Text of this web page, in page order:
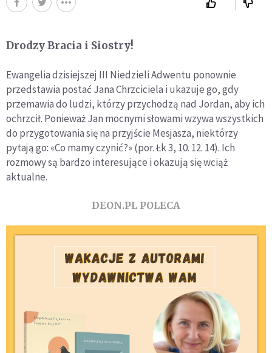
Drodzy Bracia i Siostry!
Ewangelia dzisiejszej III Niedzieli Adwentu ponownie
przedstawia postać Jana Chrzciciela i ukazuje go, gdy
przemawia do ludzi, którzy przychodzą nad Jordan, aby ich
ochrzcił. Ponieważ Jan mocnymi słowami wzywa wszystkich
do przygotowania się na przyjście Mesjasza, niektórzy
pytają go: «Co mamy czynić?» (por. Łk 3, 10. 12. 14). Ich
rozmowy są bardzo interesujące i okazują się wciąż
aktualne.
DEON.PL POLECA